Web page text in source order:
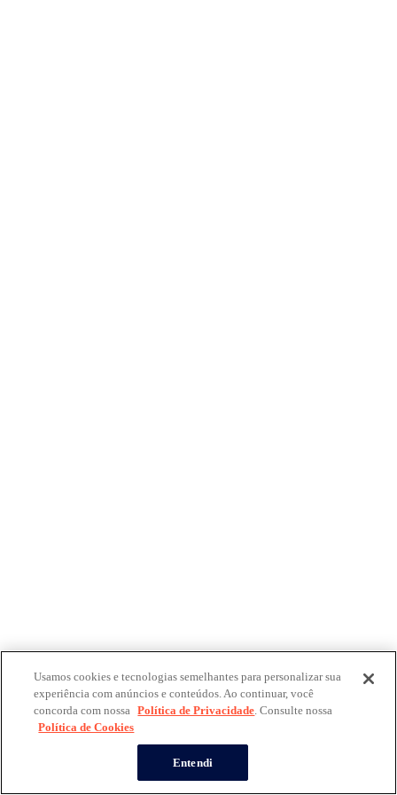
Usamos cookies e tecnologias semelhantes para personalizar sua
experiência com anúncios e conteúdos. Ao continuar, você
concorda com nossa Política de Privacidade. Consulte nossa
Política de Cookies
Entendi